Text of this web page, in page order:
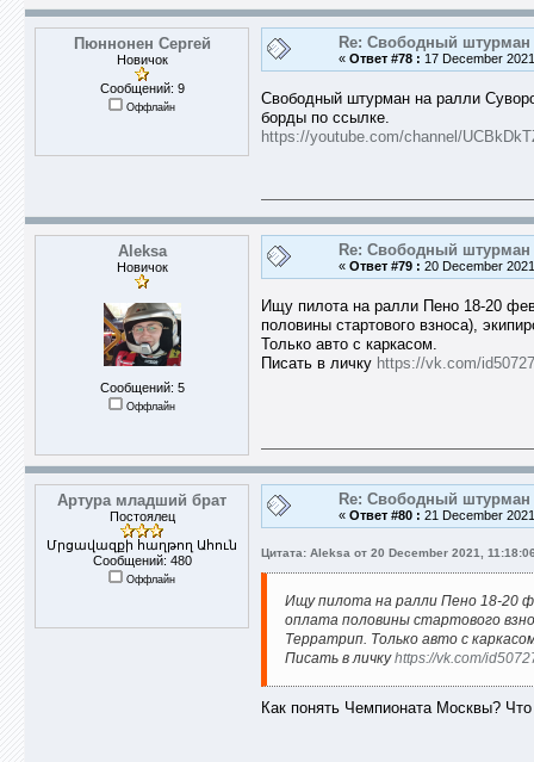
Пюннонен Сергей
Новичок
Сообщений: 9
Оффлайн
Re: Свободный штурман
« Ответ #78 : 17 December
Свободный штурман на ралли
борды по ссылке.
https://youtube.com/channel/
Aleksa
Новичок
Сообщений: 5
Оффлайн
Re: Свободный штурман
« Ответ #79 : 20 December
Ищу пилота на ралли Пено 18-20
половины стартового взноса),
Только авто с каркасом.
Писать в личку https://vk.com/
Артура младший брат
Постоялец
Մրցավազքի հաղթող Ահուն
Сообщений: 480
Оффлайн
Re: Свободный штурман
« Ответ #80 : 21 December
Цитата: Aleksa от 20 December 2021,
Ищу пилота на ралли Пено 18-20
оплата половины стартового
Терратрип. Только авто с
Писать в личкуhttps://vk.com/
Как понять Чемпионата Москвы?